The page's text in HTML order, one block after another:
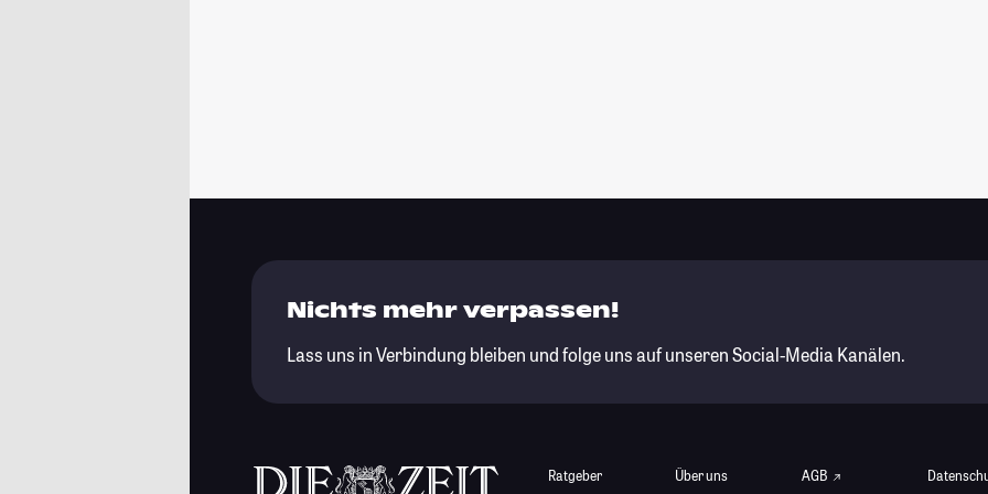
Nichts mehr verpassen!
Lass uns in Verbindung bleiben und folge uns auf unseren Social-Media Kanälen.
Ratgeber Über uns AGB